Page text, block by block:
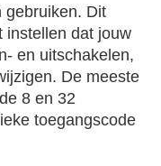
gebruiken. Dit
instellen dat jouw
en uitschakelen,
De meeste
8 en 32
toegangscode